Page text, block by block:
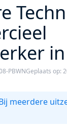
PBWNGeplaats op:
meerdere